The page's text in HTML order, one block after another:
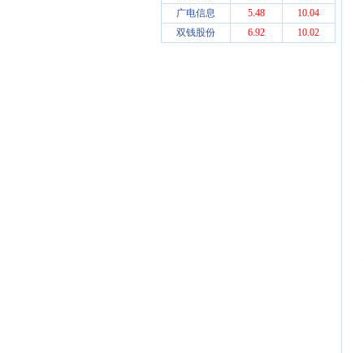
广电信息
5.48
10.04
双钱股份
6.92 10.02